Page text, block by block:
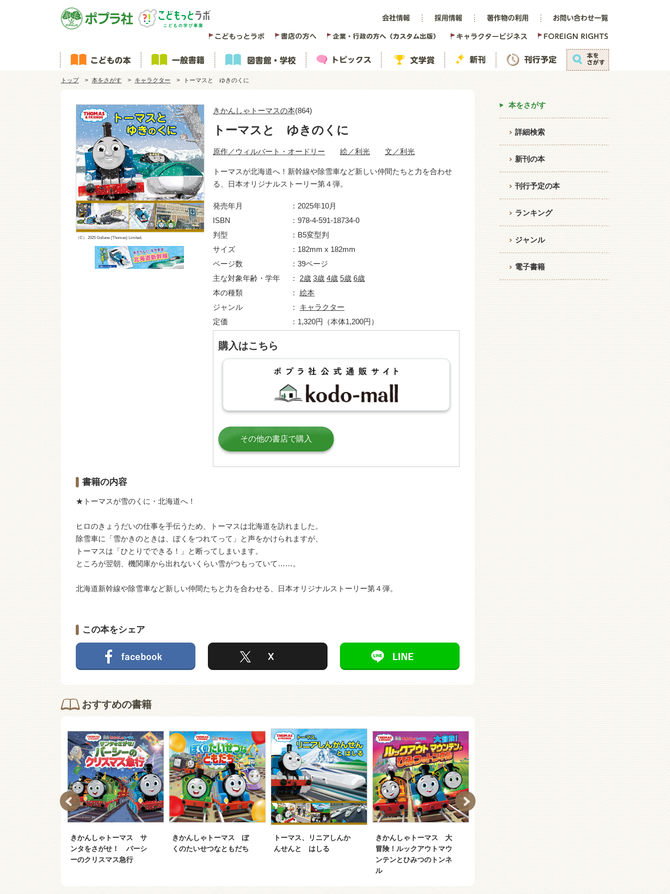
トップ 本をさがす キャラクター トーマスと ゆきのくに
（C） 2025 Gullane (Thomas) Limited.
きかんしゃトーマスの本(864)
トーマスと ゆきのくに
原作／ウィルバート・オードリー 絵／利光 文／利光
トーマスが北海道へ！新幹線や除雪車など新しい仲間たちと力を合わせ
る、日本オリジナルストーリー第４弾。
発売年月
2025年10月
ISBN
978-4-591-18734-0
判型
B5変型判
サイズ
182mm x 182mm
ページ数
39ページ
主な対象年齢・学年
2歳 3歳 4歳 5歳 6歳
本の種類
絵本
ジャンル
キャラクター
定価
1,320円（本体1,200円）
購入はこちら
その他の書店で購入
書籍の内容
★トーマスが雪のくに・北海道へ！
ヒロのきょうだいの仕事を手伝うため、トーマスは北海道を訪れました。
除雪車に「雪かきのときは、ぼくをつれてって」と声をかけられますが、
トーマスは「ひとりでできる！」と断ってしまいます。
ところが翌朝、機関庫から出れないくらい雪がつもっていて……。
北海道新幹線や除雪車など新しい仲間たちと力を合わせる、日本オリジナルストーリー第４弾。
この本をシェア
おすすめの書籍
きかんしゃトーマス サ
ンタをさがせ！ パーシ
ーのクリスマス急行
きかんしゃトーマス ぼ
くのたいせつなともだち
トーマス、リニアしんか
んせんと はしる
きかんしゃトーマス 大
冒険！ルックアウトマウ
ンテンとひみつのトンネ
ル
本をさがす
詳細検索
新刊の本
刊行予定の本
ランキング
ジャンル
電子書籍